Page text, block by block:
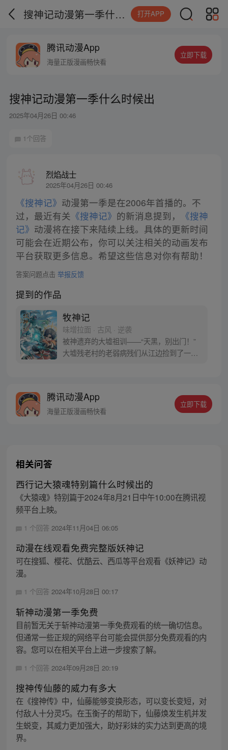
搜神记动漫第一季什么时候出 打开APP
腾讯动漫App
海量正版漫画畅快看
立即下载
搜神记动漫第一季什么时候出
2025年04月26日 00:46
1个回答
烈焰战士
2025年04月26日 00:46
《搜神记》 动漫第一季是在2006年首播的。不
过，最近有关 《搜神记》 的新消息提到，
《搜神
记》 动漫将在接下来陆续上线。具体的更新时间
可能会在近期公布，你可以关注相关的动画发布
平台获取更多信息。希望这些信息对你有帮助！
答案问题点击 举报反馈
提到的作品
牧神记
味增拉面 · 古风 · 逆袭
被神遗弃的大墟祖训——“天黑，别出门！”
大墟残老村的老弱病残们从江边捡到了一个
他说。 秦牧的反派之路，正在崛起！
腾讯动漫App
海量正版漫画畅快看
立即下载
相关问答
西行记大猿魂特别篇什么时候出的
《大猿魂》特别篇于2024年8月21日中午10:00在腾讯视
频平台上映。
1 个回答 2024年11月04日 06:05
动漫在线观看免费完整版妖神记
可在搜狐、樱花、优酷云、西瓜等平台观看《妖神记》动
漫。
1 个回答 2024年10月28日 00:17
斩神动漫第一季免费
目前暂无关于斩神动漫第一季免费观看的统一确切信息。
但通常一些正规的网络平台可能会提供部分免费观看的内
容。您可以在相关平台上进一步搜索了解。
1 个回答 2024年09月28日 20:19
搜神传仙藤的威力有多大
在《搜神传》中，仙藤能够变换形态，可以变长变短，对
付敌人十分灵巧。在玉衡子的帮助下，仙藤焕发生机并发
生蜕变，其威力更加强大，助好彩妹的实力达到更高的境
界。